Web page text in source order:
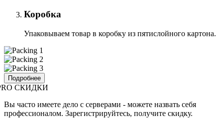
Коробка
Упаковываем товар в коробку из пятислойного картона.
Подробнее
СКИДКИ
Вы часто имеете дело с серверами - можете назвать себя
профессионалом. Зарегистрируйтесь, получите скидку.